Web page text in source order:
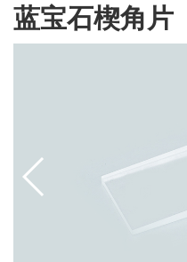
蓝宝石楔角片